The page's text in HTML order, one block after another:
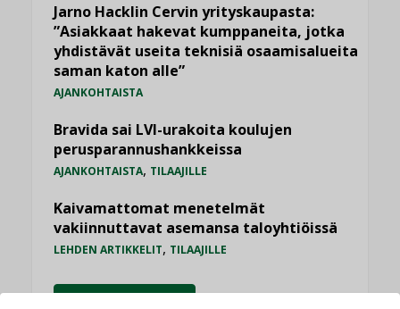
Jarno Hacklin Cervin yrityskaupasta:
”Asiakkaat hakevat kumppaneita, jotka
yhdistävät useita teknisiä osaamisalueita
saman katon alle”
AJANKOHTAISTA
Bravida sai LVI-urakoita koulujen
perusparannushankkeissa
AJANKOHTAISTA, TILAAJILLE
Kaivamattomat menetelmät
vakiinnuttavat asemansa taloyhtiöissä
LEHDEN ARTIKKELIT, TILAAJILLE